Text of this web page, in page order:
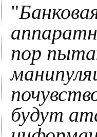
"
пор
будут